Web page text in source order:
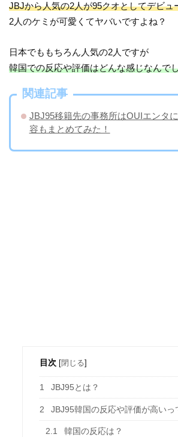
JBJから人気の2人が95クオとしてデビュ
2人のケミが可愛くてヤバいですよね？
日本でももちろん人気の2人ですが
韓国での反応や評価はどんな感じなんで
関連記事
JBJ95移籍先の事務所はOUIエンタ
容もまとめてみた！
目次 [閉じる]
1 JBJ95とは？
2 JBJ95韓国の反応や評価が高いっ
2.1 韓国の反応は？